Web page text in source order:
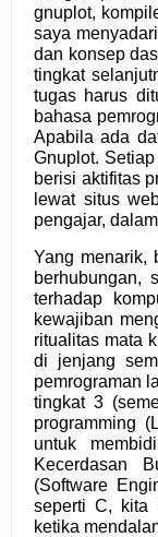
gnuplot,
saya
dan konsep
tingkat
tugas harus
bahasa
Apabila ada
Gnuplot.
berisi aktifitas
lewat situs
pengajar,
Yang menarik,
berhubungan,
terhadap
kewajiban
ritualitas mata
di jenjang
pemrograman
tingkat 3
programming
untuk
Kecerdasan
(Software
seperti C, kita
ketika